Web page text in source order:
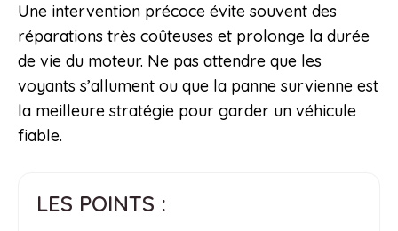
Une intervention précoce évite souvent des
réparations très coûteuses et prolonge la durée
de vie du moteur. Ne pas attendre que les
voyants s’allument ou que la panne survienne est
la meilleure stratégie pour garder un véhicule
fiable.
LES POINTS :